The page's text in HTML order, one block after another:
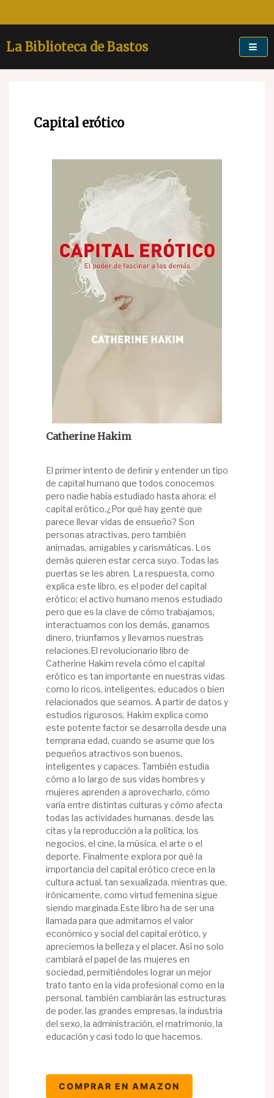
La Biblioteca de Bastos
Capital erótico
Catherine Hakim
El primer intento de definir y entender un tipo
de capital humano que todos conocemos
pero nadie había estudiado hasta ahora: el
capital erótico.¿Por qué hay gente que
parece llevar vidas de ensueño? Son
personas atractivas, pero también
animadas, amigables y carismáticas. Los
demás quieren estar cerca suyo. Todas las
puertas se les abren. La respuesta, como
explica este libro, es el poder del capital
erótico; el activo humano menos estudiado
pero que es la clave de cómo trabajamos,
interactuamos con los demás, ganamos
dinero, triunfamos y llevamos nuestras
relaciones.El revolucionario libro de
Catherine Hakim revela cómo el capital
erótico es tan importante en nuestras vidas
como lo ricos, inteligentes, educados o bien
relacionados que seamos. A partir de datos y
estudios rigurosos, Hakim explica como
este potente factor se desarrolla desde una
temprana edad, cuando se asume que los
pequeños atractivos son buenos,
inteligentes y capaces. También estudia
cómo a lo largo de sus vidas hombres y
mujeres aprenden a aprovecharlo, cómo
varía entre distintas culturas y cómo afecta
todas las actividades humanas, desde las
citas y la reproducción a la política, los
negocios, el cine, la música, el arte o el
deporte. Finalmente explora por qué la
importancia del capital erótico crece en la
cultura actual, tan sexualizada, mientras que,
irónicamente, como virtud femenina sigue
siendo marginada.Este libro ha de ser una
llamada para que admitamos el valor
económico y social del capital erótico, y
apreciemos la belleza y el placer. Así no solo
cambiará el papel de las mujeres en
sociedad, permitiéndoles lograr un mejor
trato tanto en la vida profesional como en la
personal, también cambiarán las estructuras
de poder, las grandes empresas, la industria
del sexo, la administración, el matrimonio, la
educación y casi todo lo que hacemos.
COMPRAR EN AMAZON